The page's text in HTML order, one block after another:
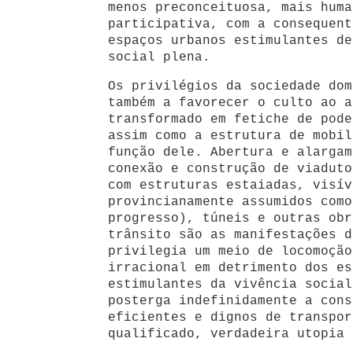
menos preconceituosa, mais
participativa, com a
espaços urbanos estimulantes
social plena.
Os privilégios da sociedade
também a favorecer o culto ao
transformado em fetiche de
assim como a estrutura de
função dele. Abertura e
conexão e construção de
com estruturas estaiadas,
provincianamente assumidos
progresso), túneis e outras
trânsito são as manifestações
privilegia um meio de
irracional em detrimento dos
estimulantes da vivência
posterga indefinidamente a
eficientes e dignos de
qualificado, verdadeira utopia